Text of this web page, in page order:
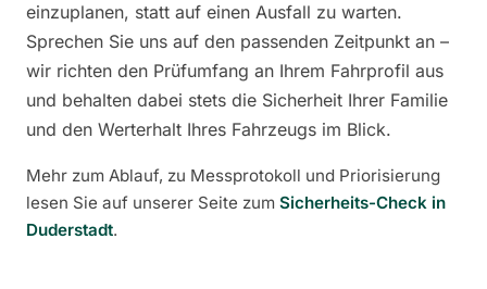
einzuplanen, statt auf einen Ausfall zu warten.
Sprechen Sie uns auf den passenden Zeitpunkt an –
wir richten den Prüfumfang an Ihrem Fahrprofil aus
und behalten dabei stets die Sicherheit Ihrer Familie
und den Werterhalt Ihres Fahrzeugs im Blick.
Mehr zum Ablauf, zu Messprotokoll und Priorisierung
lesen Sie auf unserer Seite zum Sicherheits-Check in
Duderstadt.